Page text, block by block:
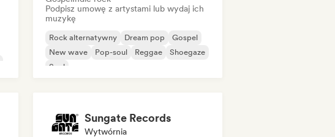
Podpisz umowę z artystami lub wydaj ich
muzykę
Rock alternatywny Dream pop
Gospel
New wave
Pop-soul Reggae
Shoegaze
Soul
Sungate Records
Wytwórnia